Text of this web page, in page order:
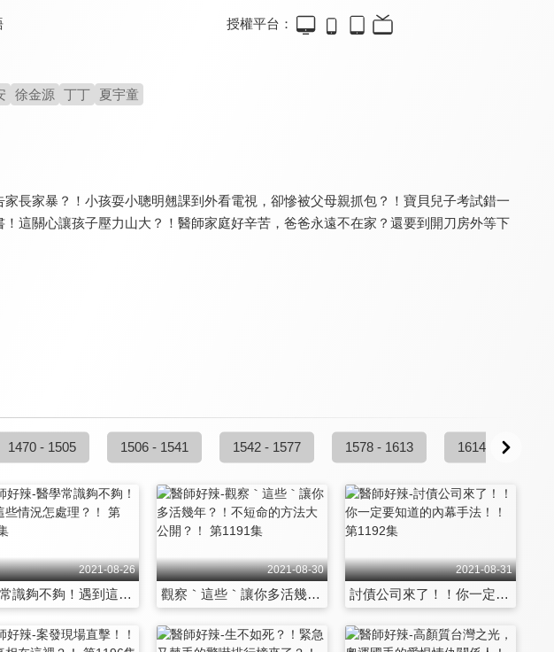
授權平台：
徐金源 丁丁 夏宇童
長家暴？！小孩耍小聰明翹課到外看電視，卻慘被父母親抓包？！寶貝兒子考試錯一
這關心讓孩子壓力山大？！醫師家庭好辛苦，爸爸永遠不在家？還要到開刀房外等下
1470 - 1505 1506 - 1541 1542 - 1577 1578 - 1613 1614 - 1649
2021-08-26
醫學常識夠不夠！遇到這些情況怎處理？！ 第1190集
2021-08-30
觀察｀這些｀讓你多活幾年？！不短命的方法大公開？！ 第1191集
2021-08-31
討債公司來了！！你一定要知道的內幕手法！！ 第1192集